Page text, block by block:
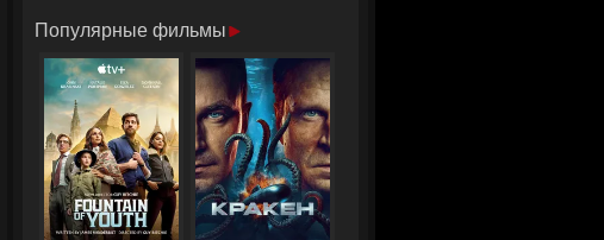
Популярные фильмы